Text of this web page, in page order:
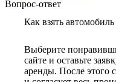
Вопрос-ответ
Как взять
Выберите
сайте и оставьте
аренды. После этого